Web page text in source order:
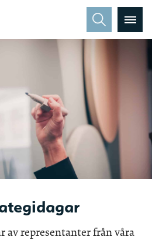
av representanter från våra